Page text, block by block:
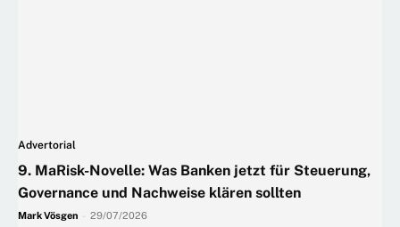
Advertorial
9. MaRisk-Novelle: Was Banken jetzt für Steuerung,
Governance und Nachweise klären sollten
Mark Vösgen 29/07/2026